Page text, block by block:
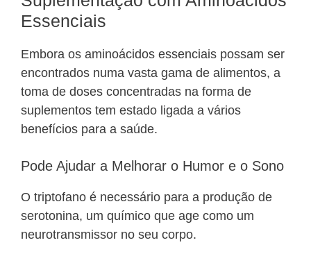
Essenciais
Embora os aminoácidos essenciais possam ser
encontrados numa vasta gama de alimentos, a
toma de doses concentradas na forma de
suplementos tem estado ligada a vários
benefícios para a saúde.
Pode Ajudar a Melhorar o Humor e o Sono
O triptofano é necessário para a produção de
serotonina, um químico que age como um
neurotransmissor no seu corpo.